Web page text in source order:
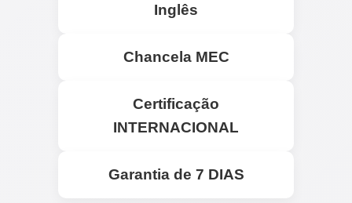
Inglês
ChancelaMEC
Certificação
INTERNACIONAL
Garantia de 7 DIAS